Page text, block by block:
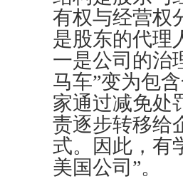
有权与经营权
是股东的代理
一是公司的治
马车”变为包
家通过减免处
责逐步转移给
式。因此，有
美国公司”。